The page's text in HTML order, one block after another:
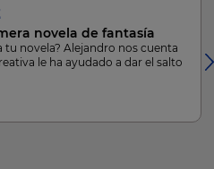
novela de fantasía
tu novela? Alejandro nos cuenta
le ha ayudado a dar el salto